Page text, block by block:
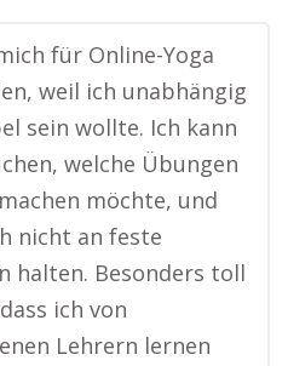
für Online-Yoga
weil ich unabhängig
sein wollte. Ich kann
welche Übungen
möchte, und
nicht an feste
halten. Besonders toll
ich von
Lehrern lernen